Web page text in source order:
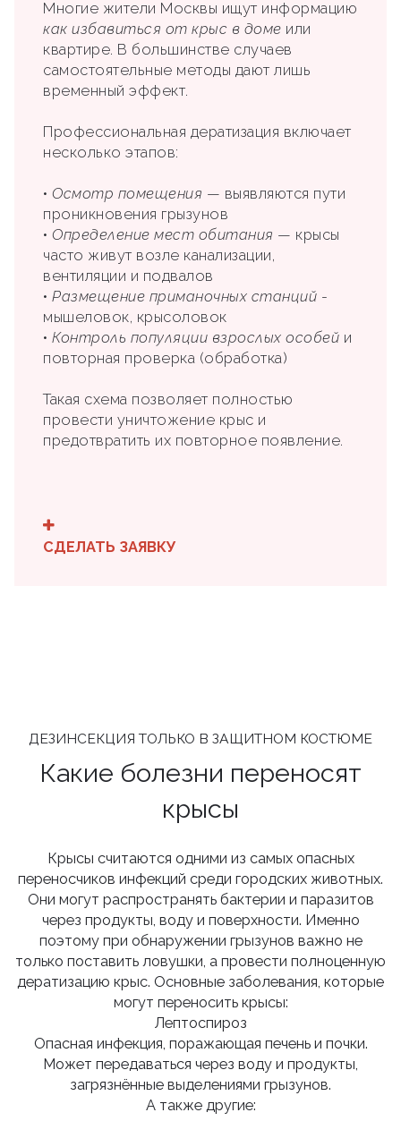
Многие жители Москвы ищут информацию
как избавиться от крыс в доме или
квартире. В большинстве случаев
самостоятельные методы дают лишь
временный эффект.
Профессиональная дератизация включает
несколько этапов:
• Осмотр помещения — выявляются пути
проникновения грызунов
• Определение мест обитания — крысы
часто живут возле канализации,
вентиляции и подвалов
• Размещение приманочных станций -
мышеловок, крысоловок
• Контроль популяции взрослых особей и
повторная проверка (обработка)
Такая схема позволяет полностью
провести уничтожение крыс и
предотвратить их повторное появление.
СДЕЛАТЬ ЗАЯВКУ
ДЕЗИНСЕКЦИЯ ТОЛЬКО В ЗАЩИТНОМ КОСТЮМЕ
Какие болезни переносят
крысы
Крысы считаются одними из самых опасных
переносчиков инфекций среди городских животных.
Они могут распространять бактерии и паразитов
через продукты, воду и поверхности. Именно
поэтому при обнаружении грызунов важно не
только поставить ловушки, а провести полноценную
дератизацию крыс. Основные заболевания, которые
могут переносить крысы:
Лептоспироз
Опасная инфекция, поражающая печень и почки.
Может передаваться через воду и продукты,
загрязнённые выделениями грызунов.
А также другие: